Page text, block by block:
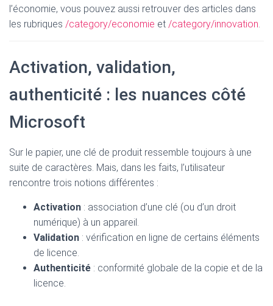
l’économie, vous pouvez aussi retrouver des articles dans
les rubriques /category/economie et /category/innovation
Activation, validation,
authenticité : les nuances côté
Microsoft
Sur le papier, une clé de produit ressemble toujours à une
suite de caractères. Mais, dans les faits, l’utilisateur
rencontre trois notions différentes :
Activation : association d’une clé (ou d’un droit
numérique) à un appareil.
Validation : vérification en ligne de certains éléments
de licence.
Authenticité : conformité globale de la copie et de la
licence.